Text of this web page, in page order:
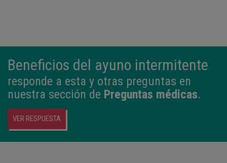
Beneficios del ayuno intermitente
responde a esta y otras preguntas en
nuestra sección de Preguntas médicas.
VER RESPUESTA